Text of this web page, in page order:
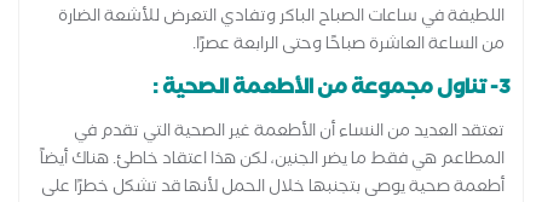
اللطيفة في ساعات الصباح الباكر وتفادي التعرض للأشعة الضارة
من الساعة العاشرة صباحًا وحتى الرابعة عصرًا.
3- تناول مجموعة من الأطعمة الصحية :
تعتقد العديد من النساء أن الأطعمة غير الصحية التي تقدم في
المطاعم هي فقط ما يضر الجنين، لكن هذا اعتقاد خاطئ. هناك أيضاً
أطعمة صحية يوصى بتجنبها خلال الحمل لأنها قد تشكل خطرًا على